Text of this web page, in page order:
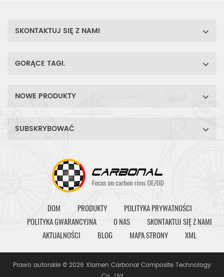
SKONTAKTUJ SIĘ Z NAMI
GORĄCE TAGI.
NOWE PRODUKTY
SUBSKRYBOWAĆ
DOM PRODUKTY
POLITYKA PRYWATNOŚCI
POLITYKA GWARANCYJNA
O NAS
SKONTAKTUJ SIĘ Z NAMI
AKTUALNOŚCI
BLOG MAPA STRONY XML
Prawo autorskie © 2026 Xiamen Carbonal Composite Technology